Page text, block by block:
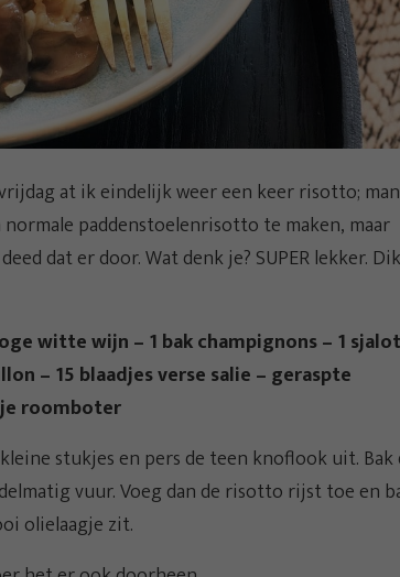
at ik eindelijk weer een keer risotto;
normale paddenstoelenrisotto te maken, maar
dat er door. Wat denk je? SUPER lekker.
witte wijn – 1 bak champignons – 1
– 15 blaadjes verse salie – geraspte
roomboter
stukjes en pers de teen knoflook uit.
vuur. Voeg dan de risotto rijst toe en
olielaagje zit.